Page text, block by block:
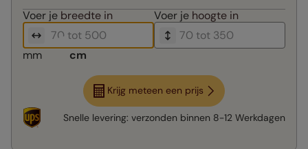
Voer je breedte in Voer je hoogte in
mm cm
Krijg meteen een prijs
Snelle levering: verzonden binnen 8-12 Werkdagen